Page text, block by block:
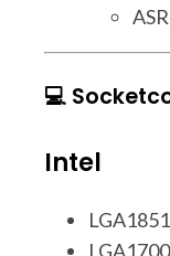
💻
Intel
LGA1851
LGA1700